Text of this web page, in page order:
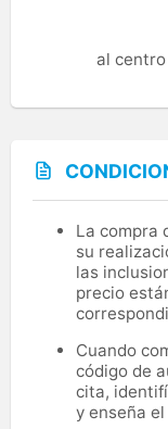
al
La compra
su
las
precio
Cuando
código de
cita,
y enseña